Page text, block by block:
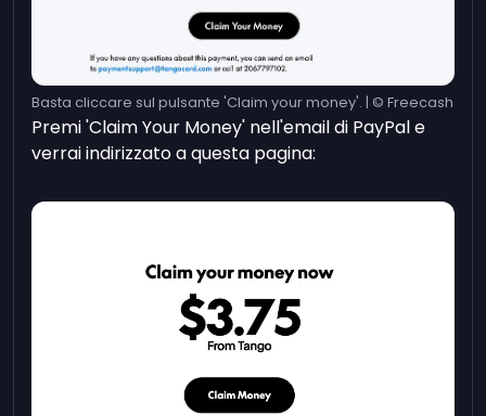
Basta cliccare sul pulsante 'Claim your money'. | © Freecash
Premi 'Claim Your Money' nell'email di PayPal e
verrai indirizzato a questa pagina: